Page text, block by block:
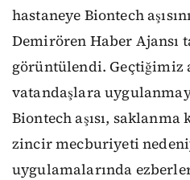
hastaneye Biontech
Demirören Haber Ajansı
görüntülendi. Geçtiğimiz
vatandaşlara
Biontech aşısı, saklanma
zincir mecburiyeti
uygulamalarında